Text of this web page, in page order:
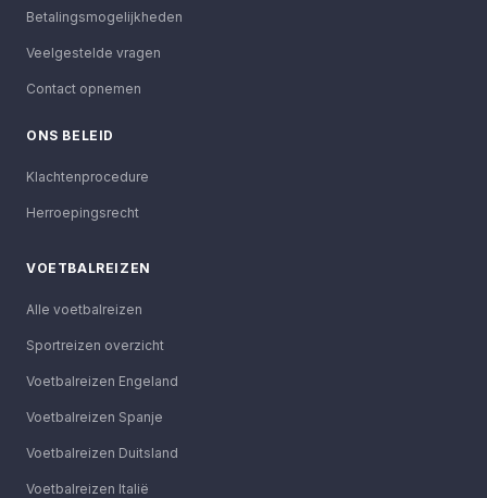
Betalingsmogelijkheden
Veelgestelde vragen
Contact opnemen
ONS BELEID
Klachtenprocedure
Herroepingsrecht
VOETBALREIZEN
Alle voetbalreizen
Sportreizen overzicht
Voetbalreizen Engeland
Voetbalreizen Spanje
Voetbalreizen Duitsland
Voetbalreizen Italië